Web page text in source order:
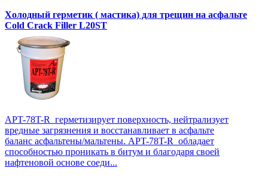
Холодный герметик ( мастика) для трещин на асфальте
Cold Crack Filler L20SТ
APT-78T-R герметизирует поверхность, нейтрализует
вредные загрязнения и восстанавливает в асфальте
баланс асфальтены/мальтены. APT-78T-R обладает
способностью проникать в битум и благодаря своей
нафтеновой основе соеди...